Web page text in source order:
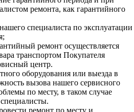
ремонта, как гарантийного
специалиста по эксплуатации
ремонт осуществляется
транспортом Покупателя
центр.
оборудования или выезда в
вызова нашего сервисного
по месту, в таком случае
ремонт по месту и